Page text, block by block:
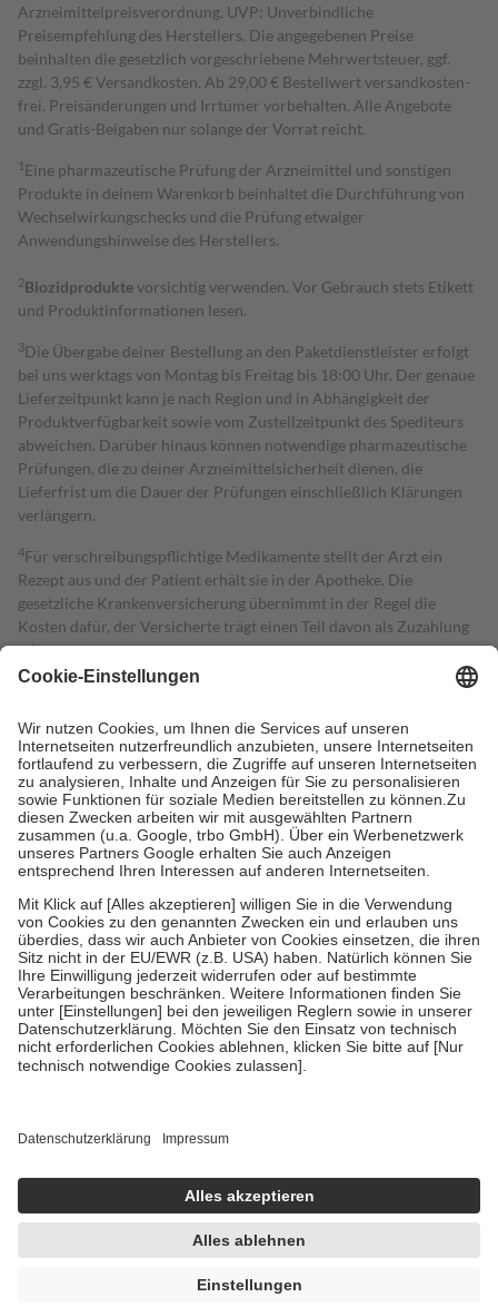
Arzneimittelpreisverordnung. UVP: Unverbindliche
Preisempfehlung des Herstellers. Die angegebenen Preise
beinhalten die gesetzlich vorgeschriebene Mehrwertsteuer, ggf.
zzgl. 3,95 € Versandkosten. Ab 29,00 € Bestell­wert versand­kosten­
frei. Preisänderungen und Irrtümer vorbehalten. Alle Angebote
und Gratis-Beigaben nur solange der Vorrat reicht.
1 Eine pharmazeutische Prüfung der Arzneimittel und sonstigen
Produkte in deinem Warenkorb beinhaltet die Durchführung von
Wechselwirkungschecks und die Prüfung etwaiger
Anwendungshinweise des Herstellers.
2Biozidproduktevorsichtig verwenden. Vor Gebrauch stets Etikett
und Produktinformationen lesen.
3Die Übergabe deiner Bestellung an den Paketdienstleister erfolgt
bei uns werktags von Montag bis Freitag bis 18:00 Uhr. Der genaue
Lieferzeitpunkt kann je nach Region und in Abhängigkeit der
Produktverfügbarkeit sowie vom Zustellzeitpunkt des Spediteurs
abweichen. Darüber hinaus können notwendige pharmazeutische
Prüfungen, die zu deiner Arzneimittelsicherheit dienen, die
Lieferfrist um die Dauer der Prüfungen einschließlich Klärungen
verlängern.
4Für verschreibungspflichtige Medikamente stellt der Arzt ein
Rezept aus und der Patient erhält sie in der Apotheke. Die
gesetzliche Krankenversicherung übernimmt in der Regel die
Kosten dafür, der Versicherte trägt einen Teil davon als Zuzahlung
mit.
Grundsätzlich leisten Mitglieder Zuzahlungen in Höhe von zehn
höchstens zehn Euro.
Es sind jedoch nie mehr als die tatsächlichen
Kosten der Leistung zu entrichten.
Diese Regeln gelten grundsätzlich auch für Online-Apotheken.
Bei Heilmitteln und häuslicher Krankenpflege beträgt die
Zuzahlung zehn Prozent der Kosten sowie zehn Euro je
Verordnung.
Um das Engagement der Versicherten für ihre eigene Gesundheit zu
stärken und die besondere Stellung der Familie zu unterstützen,
fallenkeine Zuzahlungenan bei:
• Kindern und Jugendlichen bis zum vollendeten 18. Lebensjahr
mit Ausnahme der Fahrkosten
• Untersuchungen zur Vorsorge und Früherkennung, die von der
GKV getragen werden
• empfohlenen Schutzimpfungen
• Harn- und Blutteststreifen
getroffen, um sicherzustellen, dass es sich um echte Bewertungen
https://help.etrusted.com/hc/de/articles/4419944605341
Einige Bilder und Inhalte wurden unter Zuhilfenahme künstlicher